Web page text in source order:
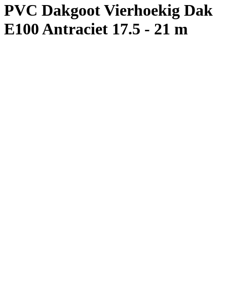
PVC Dakgoot Vierhoekig Dak
E100 Antraciet 17.5 - 21 m